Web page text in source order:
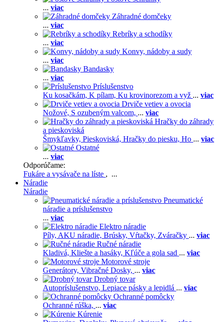
... viac
Záhradné domčeky
... viac
Rebríky a schodíky
... viac
Konvy, nádoby a sudy
... viac
Bandasky
... viac
Príslušenstvo
Ku kosačkám, K pílam, Ku krovinorezom a vyž ... viac
Drviče vetiev a ovocia
Nožové, S ozubeným valcom, ... viac
Hračky do záhrady
a pieskoviská
Šmykľavky, Pieskoviská, Hračky do piesku, Ho ... viac
Ostatné
... viac
Odporúčame:
Fukáre a vysávače na líste , ...
Náradie
Náradie
Pneumatické
náradie a príslušenstvo
... viac
Elektro náradie
Píly, AKU náradie, Brúsky, Vŕtačky, Zváračky ... viac
Ručné náradie
Kladivá, Kliešte a hasáky, Kľúče a gola sad ... viac
Motorové stroje
Generátory, Vibračné Dosky, ... viac
Drobný tovar
Autopríslušenstvo, Lepiace pásky a lepidlá ... viac
Ochranné pomôcky
Ochranné rúška, ... viac
Kúrenie